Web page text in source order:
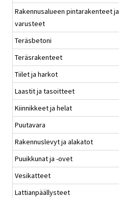
Rakennusalueen pintarakenteet ja
varusteet
Teräsbetoni
Teräsrakenteet
Tiilet ja harkot
Laastit ja tasoitteet
Kiinnikkeet ja helat
Puutavara
Rakennuslevyt ja alakatot
Puuikkunat ja -ovet
Vesikatteet
Lattianpäällysteet